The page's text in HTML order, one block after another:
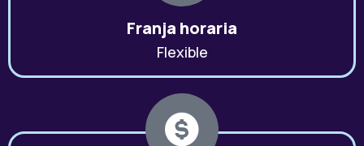
Franja horaria
Flexible